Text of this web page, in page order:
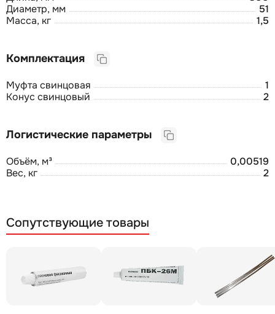
Диаметр, мм
51
Масса, кг
1,5
Комплектация
Муфта свинцовая
1
Конус свинцовый
2
Логистические параметры
Объём, м³
0,00519
Вес, кг
2
Сопутствующие товары